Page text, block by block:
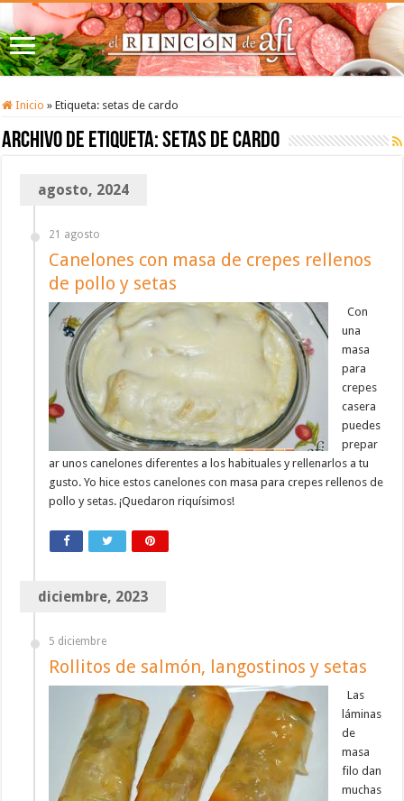
Inicio » Etiqueta: setas de cardo
Archivo de etiqueta:setas de cardo
agosto, 2024
21 agosto
Canelones con masa de crepes rellenos
de pollo y setas
Con
una
masa
para
crepes
casera
puedes
prepar
ar unos canelones diferentes a los habituales y rellenarlos a tu
gusto. Yo hice estos canelones con masa para crepes rellenos de
pollo y setas. ¡Quedaron riquísimos!
diciembre, 2023
5 diciembre
Rollitos de salmón, langostinos y setas
Las
láminas
de
masa
filo dan
muchas